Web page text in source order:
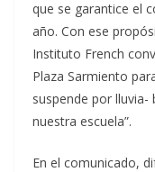
que se garantice el
año. Con ese
Instituto French
Plaza Sarmiento
suspende por
nuestra escuela”.
En el comunicado,